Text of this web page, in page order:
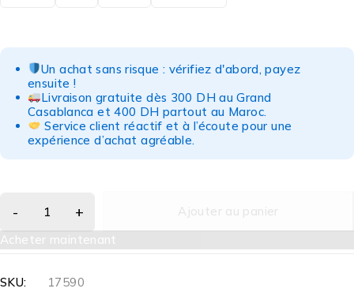
Un achat sans risque : vérifiez d'abord, payez
ensuite !
Livraison gratuite dès 300 DH au Grand
Casablanca et 400 DH partout au Maroc.
Service client réactif et à l’écoute pour une
expérience d’achat agréable.
Ajouter au panier
Acheter maintenant
SKU:
17590